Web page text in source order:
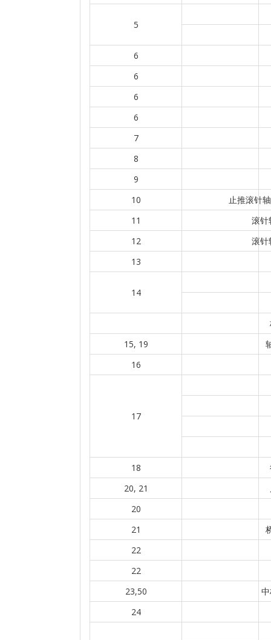
5
6
6
6
6
7
8
9
10
止推滚针
11
滚针
12
滚针
13
14
15, 19
16
17
18
20, 21
20
21
22
22
23,50
24